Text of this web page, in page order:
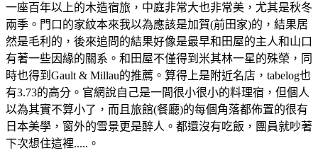
一座百年以上的木造宿旅，中庭非常大也非常美，尤其是秋冬
兩季。門口的家紋本來我以為應該是加賀(前田家)的，結果居
然是毛利的，後來追問的結果好像是最早和田屋的主人和山口
有著一些因緣的關系。和田屋不僅得到米其林一星的殊榮，同
時也得到Gault & Millau的推薦。算得上是附近名店，tabelog也
有3.73的高分。官網說自己是一間很小很小的料理宿，但個人
以為其實不算小了，而且旅館(餐廳)的每個角落都佈置的很有
日本美學，窗外的雪景更是醉人。都還沒有吃飯，團員就吵著
下次想住這裡.....。